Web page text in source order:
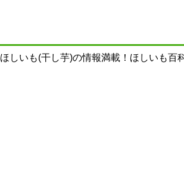
ほしいも(干し芋)の情報満載！ほしいも